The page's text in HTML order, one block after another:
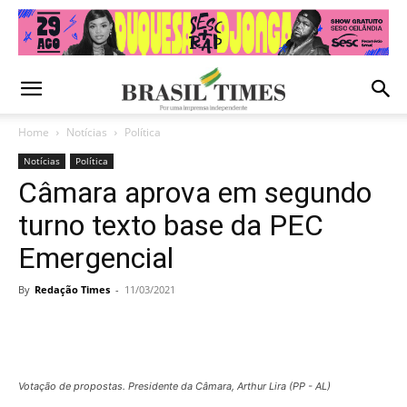
Home Notícias Política
Notícias Política
Câmara aprova em segundo
turno texto base da PEC
Emergencial
By Redação Times - 11/03/2021
Votação de propostas. Presidente da Câmara, Arthur Lira (PP - AL)